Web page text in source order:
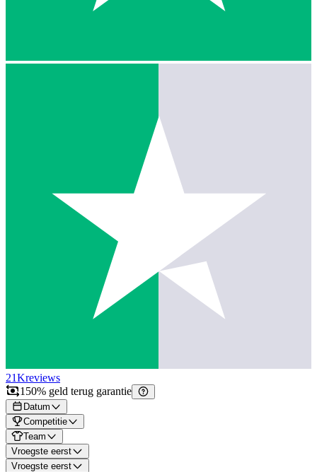
21Kreviews
150% geld terug garantie
Datum
Competitie
Team
Vroegste eerst
Vroegste eerst